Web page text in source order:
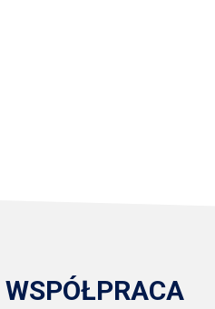
WSPÓŁPRACA